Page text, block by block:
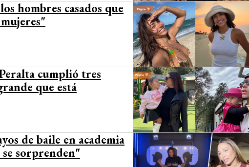
hombres casados que
cumplió tres
que está
de baile en academia
sorprenden"